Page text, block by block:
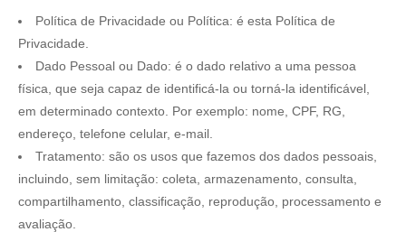
Política de Privacidade ou Política: é esta Política de
Privacidade.
Dado Pessoal ou Dado: é o dado relativo a uma pessoa
física, que seja capaz de identificá-la ou torná-la identificável,
em determinado contexto. Por exemplo: nome, CPF, RG,
endereço, telefone celular, e-mail.
Tratamento: são os usos que fazemos dos dados pessoais,
incluindo, sem limitação: coleta, armazenamento, consulta,
compartilhamento, classificação, reprodução, processamento e
avaliação.